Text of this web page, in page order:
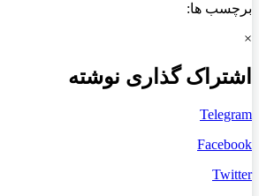
برچسب ها:
×
اشتراک گذاری نوشته
Telegram
Facebook
Twitter